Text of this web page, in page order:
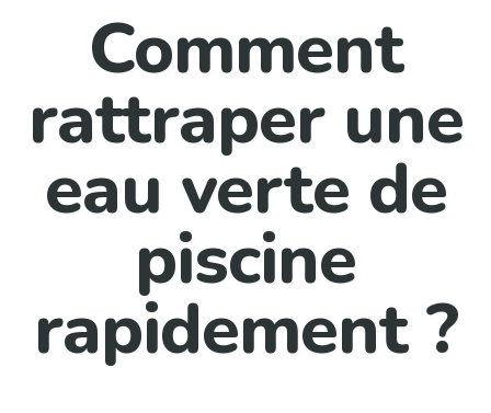
Comment
rattraper une
eau verte de
piscine
rapidement ?